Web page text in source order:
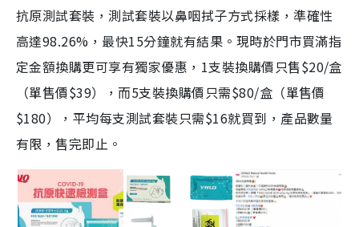
抗原測試套裝，測試套裝以鼻咽拭子方式採樣，準確性
高達98.26%，最快15分鐘就有結果。現時於門市買滿指
定金額換購更可享有獨家優惠，1支裝換購價只售$20/盒
（單售價$39），而5支裝換購價只需$80/盒（單售價
$180），平均每支測試套裝只需$16就買到，產品數量
有限，售完即止。